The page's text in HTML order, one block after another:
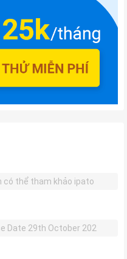
có thể tham khảo ipato
Date 29th October 202